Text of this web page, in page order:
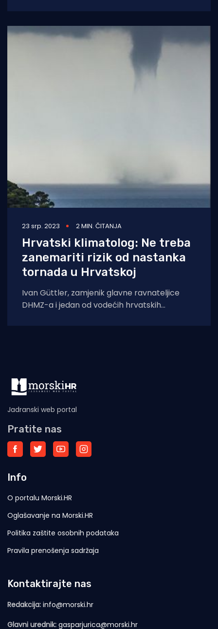
23 srp. 2023 2 MIN. ČITANJA
Hrvatski klimatolog: Ne treba
zanemariti rizik od nastanka
tornada u Hrvatskoj
Ivan Güttler, zamjenik glavne ravnateljice
DHMZ-a i jedan od vodećih hrvatskih
Jadranski web portal
Pratite nas
Info
O portalu Morski.HR
Oglašavanje na Morski.HR
Politika zaštite osobnih podataka
Pravila prenošenja sadržaja
Kontaktirajte nas
Redakcija: info@morski.hr
Glavni urednik: gasparjurica@morski.hr